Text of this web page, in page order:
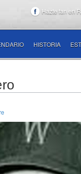
Hazte fan en
HISTORIA